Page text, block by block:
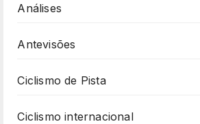
Análises
Antevisões
Ciclismo de Pista
Ciclismo internacional